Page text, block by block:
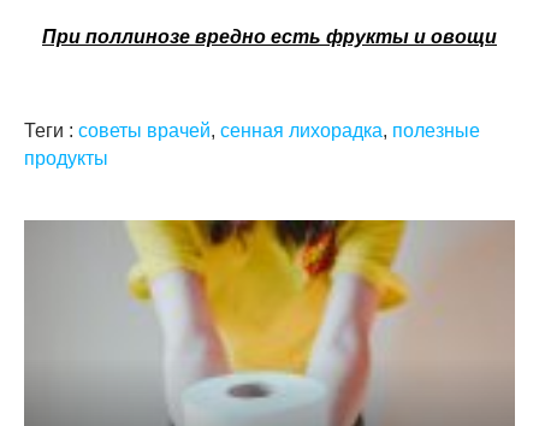
При поллинозе вредно есть фрукты и овощи
Теги : советы врачей, сенная лихорадка, полезные
продукты